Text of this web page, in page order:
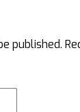
published.